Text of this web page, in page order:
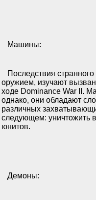
Машины:
Последствия
оружием, изучают
ходе Dominance War II.
однако, они обладают
различных
следующем: уничтожить
юнитов.
Демоны: